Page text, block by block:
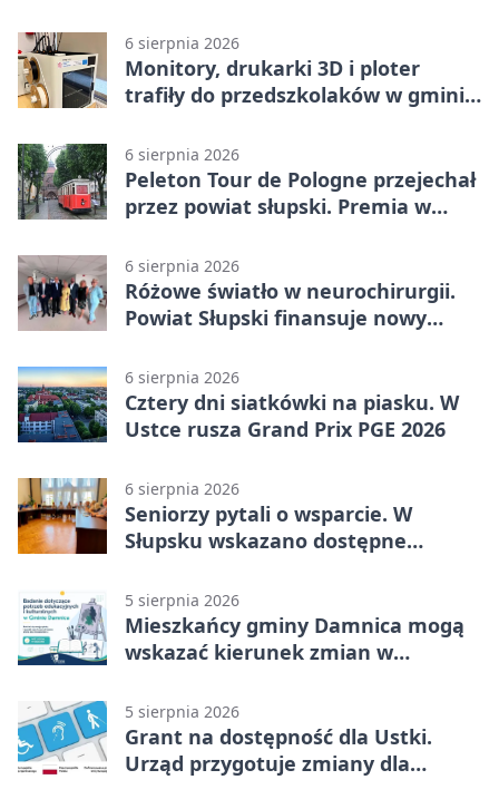
6 sierpnia 2026
Monitory, drukarki 3D i ploter
trafiły do przedszkolaków w gminie
6 sierpnia 2026
Peleton Tour de Pologne przejechał
przez powiat słupski. Premia w
6 sierpnia 2026
Różowe światło w neurochirurgii.
Powiat Słupski finansuje nowy
6 sierpnia 2026
Cztery dni siatkówki na piasku. W
Ustce rusza Grand Prix PGE 2026
6 sierpnia 2026
Seniorzy pytali o wsparcie. W
Słupsku wskazano dostępne
5 sierpnia 2026
Mieszkańcy gminy Damnica mogą
wskazać kierunek zmian w
5 sierpnia 2026
Grant na dostępność dla Ustki.
Urząd przygotuje zmiany dla